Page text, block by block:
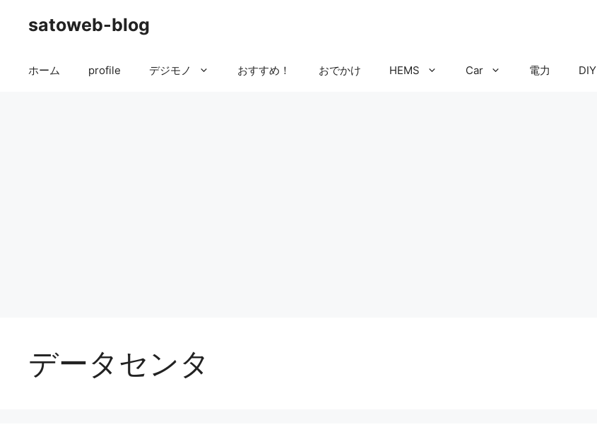
satoweb-blog
ホーム profile デジモノ おすすめ！ おでかけ HEMS Car 電力 DIY
データセンタ